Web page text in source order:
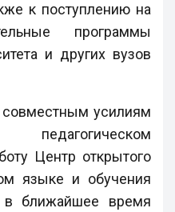
к поступлению на
программы
и других вузов
совместным усилиям
Центр открытого
языке и обучения
ближайшее время